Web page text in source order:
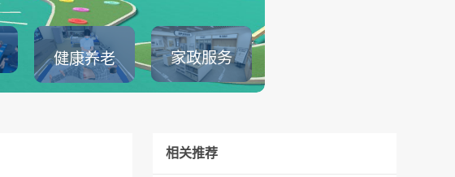
健康养老 家政服务
相关推荐